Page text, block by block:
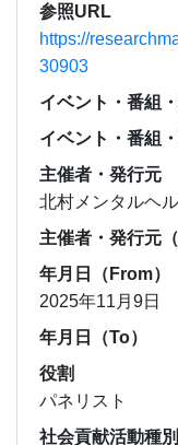
参照URL
https://
30903
イベント・番組
イベント・番組
主催者・発行元
北村メンタルヘ
主催者・発行元（
年月日（From）
2025年11月9日
年月日（To）
役割
パネリスト
社会貢献活動種別